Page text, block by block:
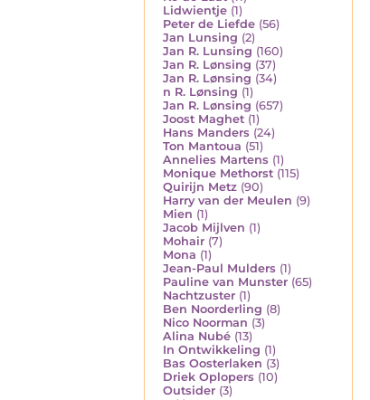
Lidwientje (1)
Peter de Liefde (56)
Jan Lunsing (2)
Jan R. Lunsing (160)
Jan R. Lønsing (37)
Jan R. Lønsing (34)
n R. Lønsing (1)
Jan R. Lønsing (657)
Joost Maghet (1)
Hans Manders (24)
Ton Mantoua (51)
Annelies Martens (1)
Monique Methorst (115)
Quirijn Metz (90)
Harry van der Meulen (9)
Mien (1)
Jacob Mijlven (1)
Mohair (7)
Mona (1)
Jean-Paul Mulders (1)
Pauline van Munster (65)
Nachtzuster (1)
Ben Noorderling (8)
Nico Noorman (3)
Alina Nubé (13)
In Ontwikkeling (1)
Bas Oosterlaken (3)
Driek Oplopers (10)
Outsider (3)